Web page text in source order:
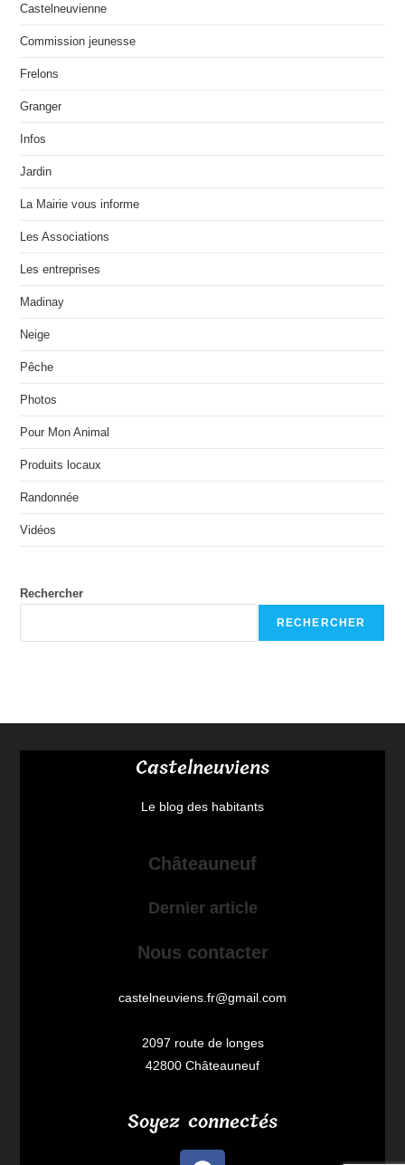
Castelneuvienne
Commission jeunesse
Frelons
Granger
Infos
Jardin
La Mairie vous informe
Les Associations
Les entreprises
Madinay
Neige
Pêche
Photos
Pour Mon Animal
Produits locaux
Randonnée
Vidéos
Rechercher
RECHERCHER
Castelneuviens
Le blog des habitants
Châteauneuf
Dernier article
Nous contacter
castelneuviens.fr@gmail.com
2097 route de longes
42800 Châteauneuf
Soyez connectés